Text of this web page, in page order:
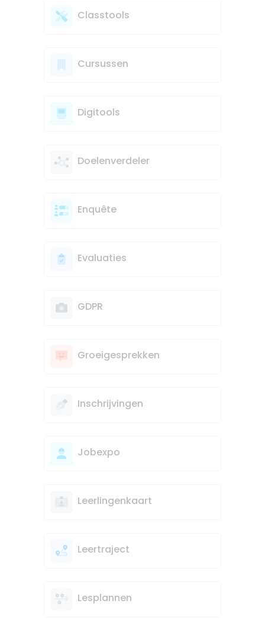
Classtools
Cursussen
Digitools
Doelenverdeler
Enquête
Evaluaties
GDPR
Groeigesprekken
Inschrijvingen
Jobexpo
Leerlingenkaart
Leertraject
Lesplannen